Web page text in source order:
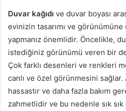
Duvar kağıdı ve duvar boyası
evinizin tasarımı ve
yapmanız önemlidir. Öncelikle,
istediğiniz görünümü veren bir
Çok farklı desenleri ve renkleri
canlı ve özel görünmesini sağlar.
hassastır ve daha fazla bakım
zahmetlidir ve bu nedenle sık